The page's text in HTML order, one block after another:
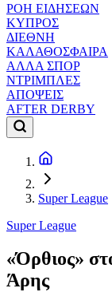
ΡΟΗ ΕΙΔΗΣΕΩΝ
ΚΥΠΡΟΣ
ΔΙΕΘΝΗ
ΚΑΛΑΘΟΣΦΑΙΡΑ
ΑΛΛΑ ΣΠΟΡ
ΝΤΡΙΜΠΛΕΣ
ΑΠΟΨΕΙΣ
AFTER DERBY
Super League
Super League
«Όρθιος»
Άρης